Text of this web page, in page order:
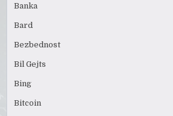
Banka
Bard
Bezbednost
Bil Gejts
Bing
Bitcoin